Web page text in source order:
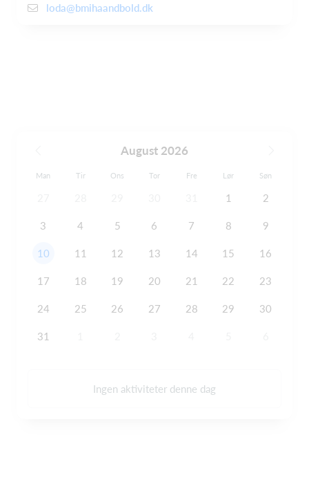
loda@bmihaandbold.dk
August 2026
Man Tir Ons Tor Fre Lør Søn
1 2
3 4 5 6 7 8 9
10 11 12 13 14 15 16
17 18 19 20 21 22 23
24 25 26 27 28 29 30
31
Ingen aktiviteter denne dag